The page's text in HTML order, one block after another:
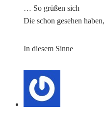
… So grüßen sich
Die schon gesehen
In diesem Sinne